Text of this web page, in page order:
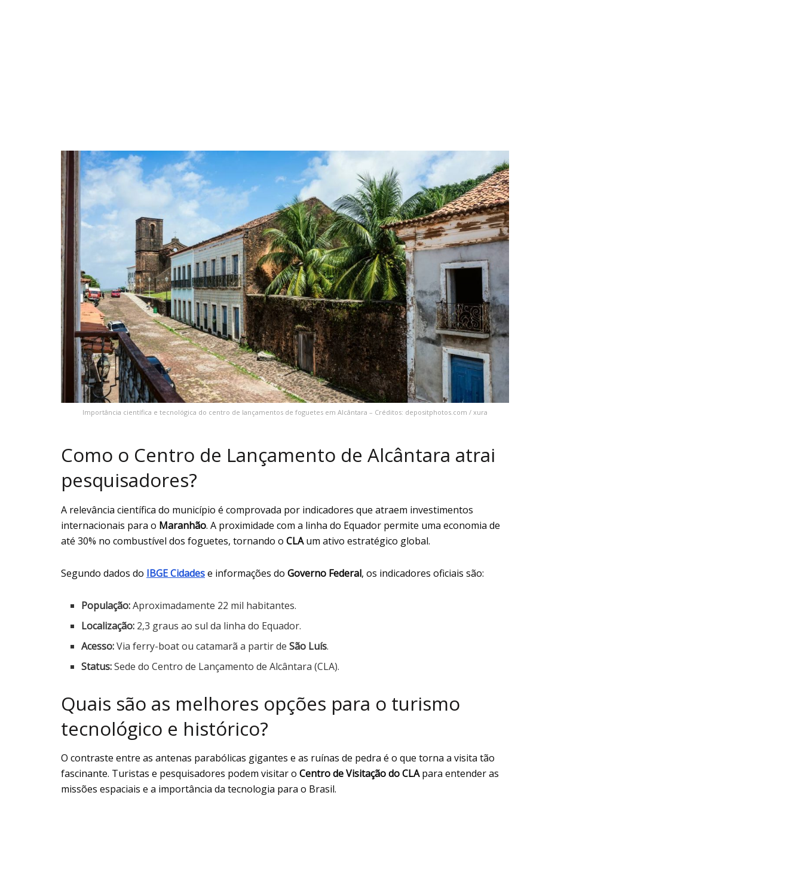
Importância científica e tecnológica do centro de lançamentos de foguetes em Alcântara – Créditos: depositphotos.com / xura
Como o Centro de Lançamento de Alcântara atrai
pesquisadores?
A relevância científica do município é comprovada por indicadores que atraem investimentos
internacionais para o Maranhão. A proximidade com a linha do Equador permite uma economia de
até 30% no combustível dos foguetes, tornando o CLAum ativo estratégico global.
Segundo dados do IBGE Cidadese informações do Governo Federal, os indicadores oficiais são:
População:Aproximadamente 22 mil habitantes.
Localização: 2,3 graus ao sul da linha do Equador.
Acesso:Via ferry-boat ou catamarã a partir deSão Luís.
Status:Sede do Centro de Lançamento de Alcântara (CLA).
Quais são as melhores opções para o turismo
tecnológico e histórico?
O contraste entre as antenas parabólicas gigantes e as ruínas de pedra é o que torna a visita tão
fascinante. Turistas e pesquisadores podem visitar o Centro de Visitação do CLApara entender as
missões espaciais e a importância da tecnologia para o Brasil.